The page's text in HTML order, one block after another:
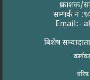
प्रकाशक/
सम्पर्क नं
Email:-
बिशेष